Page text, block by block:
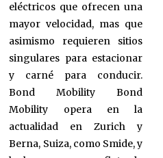
eléctricos que ofrecen una
mayor velocidad, mas que
asimismo requieren sitios
singulares para estacionar
y carné para conducir.
Bond Mobility Bond
Mobility opera en la
actualidad en Zurich y
Berna, Suiza, como Smide, y